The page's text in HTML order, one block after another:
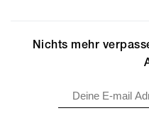
Nichts mehr